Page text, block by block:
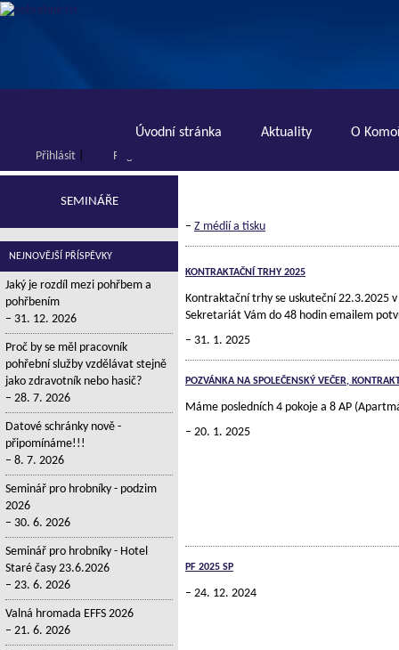
Úvodní stránka Aktuality O
Přihlásit Registrace
– Z médií a tisku
KONTRAKTAČNÍ TRHY 2025
Kontraktační trhy se uskuteční 22.3.2025
Sekretariát Vám do 48 hodin emailem
31. 1. 2025
POZVÁNKA NA SPOLEČENSKÝ VEČER,
Máme posledních 4 pokoje a 8 AP
20. 1. 2025
PF 2025 SP
24. 12. 2024
SEMINÁŘE
NEJNOVĚJŠÍ PŘÍSPĚVKY
Jaký je rozdíl mezi pohřbem a
pohřbením
31. 12. 2026
Proč by se měl pracovník
pohřební služby vzdělávat stejně
jako zdravotník nebo hasič?
28. 7. 2026
Datové schránky nově -
připomínáme!!!
8. 7. 2026
Seminář pro hrobníky - podzim
2026
30. 6. 2026
Seminář pro hrobníky - Hotel
Staré časy 23.6.2026
23. 6. 2026
Valná hromada EFFS 2026
21. 6. 2026